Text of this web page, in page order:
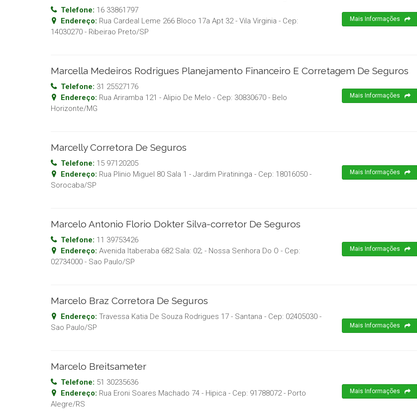
Telefone: 16 33861797
Endereço: Rua Cardeal Leme 266 Bloco 17a Apt 32 - Vila Virginia - Cep:
14030270 - Ribeirao Preto/SP
Mais Informações
Marcella Medeiros Rodrigues Planejamento Financeiro E Corretagem De Seguros
Telefone: 31 25527176
Endereço: Rua Ariramba 121 - Alipio De Melo - Cep: 30830670 - Belo
Horizonte/MG
Mais Informações
Marcelly Corretora De Seguros
Telefone: 15 97120205
Endereço: Rua Plinio Miguel 80 Sala 1 - Jardim Piratininga - Cep: 18016050 -
Sorocaba/SP
Mais Informações
Marcelo Antonio Florio Dokter Silva-corretor De Seguros
Telefone: 11 39753426
Endereço: Avenida Itaberaba 682 Sala: 02; - Nossa Senhora Do O - Cep:
02734000 - Sao Paulo/SP
Mais Informações
Marcelo Braz Corretora De Seguros
Endereço: Travessa Katia De Souza Rodrigues 17 - Santana - Cep: 02405030 -
Sao Paulo/SP Mais Informações
Marcelo Breitsameter
Telefone: 51 30235636
Endereço: Rua Eroni Soares Machado 74 - Hipica - Cep: 91788072- Porto
Alegre/RS
Mais Informações